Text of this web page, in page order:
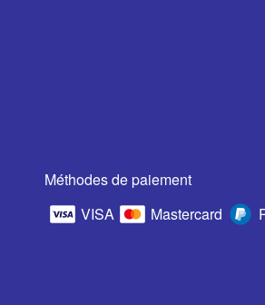
Méthodes de paiement
VISA
Mastercard